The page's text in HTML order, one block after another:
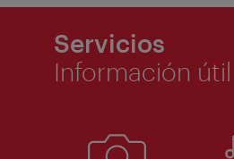
Servicios
Información útil